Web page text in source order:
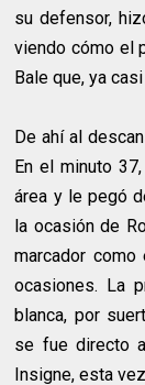
su defensor,
viendo cómo el
Bale que, ya
De ahí al
En el minuto
área y le pegó
la ocasión de
marcador
ocasiones. La
blanca, por
se fue directo
Insigne, esta